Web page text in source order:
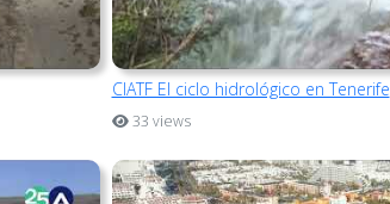
CIATF El ciclo hidrológico en Tenerife
33 views